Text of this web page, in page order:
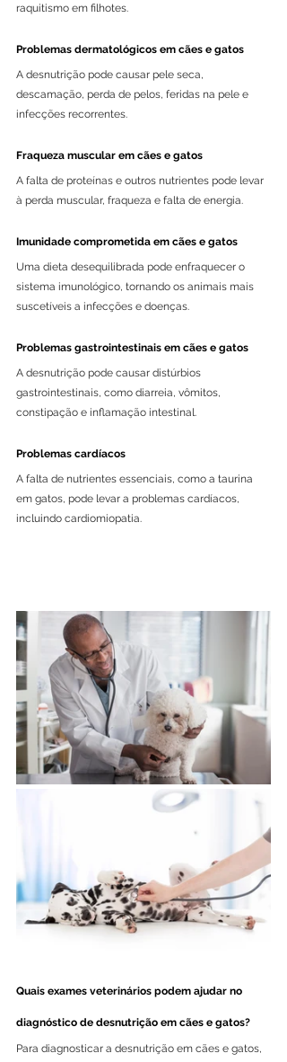
raquitismo em filhotes.
Problemas dermatológicos em cães e gatos
A desnutrição pode causar pele seca,
descamação, perda de pelos, feridas na pele e
infecções recorrentes.
Fraqueza muscular em cães e gatos
A falta de proteínas e outros nutrientes pode levar
à perda muscular, fraqueza e falta de energia.
Imunidade comprometida em cães e gatos
Uma dieta desequilibrada pode enfraquecer o
sistema imunológico, tornando os animais mais
suscetíveis a infecções e doenças.
Problemas gastrointestinais em cães e gatos
A desnutrição pode causar distúrbios
gastrointestinais, como diarreia, vômitos,
constipação e inflamação intestinal.
Problemas cardíacos
A falta de nutrientes essenciais, como a taurina
em gatos, pode levar a problemas cardíacos,
incluindo cardiomiopatia.
Quais exames veterinários podem ajudar no
diagnóstico de desnutrição em cães e gatos?
Para diagnosticar a desnutrição em cães e gatos,